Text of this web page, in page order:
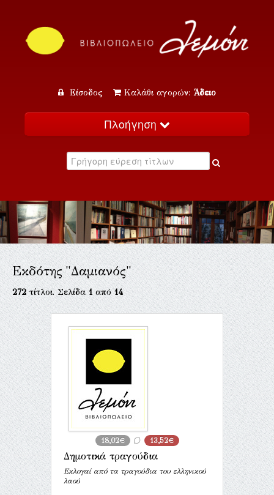
Είσοδος Καλάθι αγορών: Άδειο
Πλοήγηση
Κατάλογος
Εκδηλώσεις
Επικοινωνία
Εκδότης "Δαμιανός"
272τίτλοι. Σελίδα1από14
18,02€ 13,52€
Δημοτικά τραγούδια
Εκλογαί από τα τραγούδια του ελληνικού
λαού